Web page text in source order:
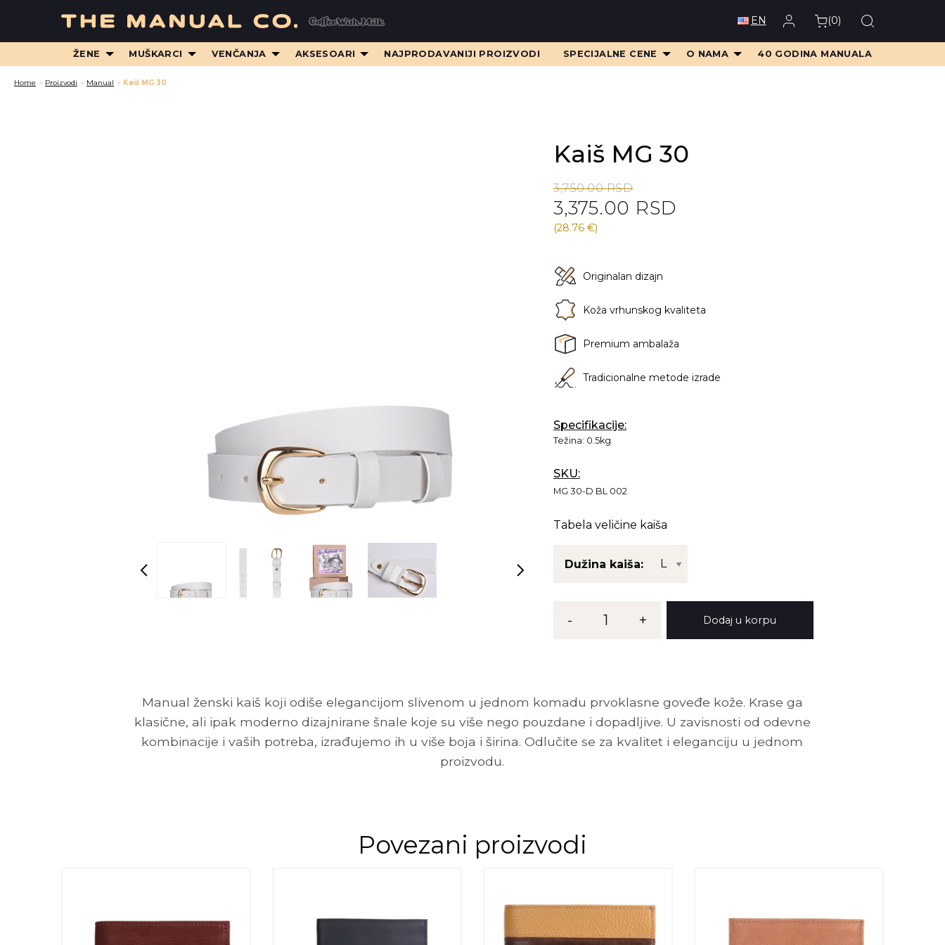
EN (0)
ŽENE MUŠKARCI VENČANJA AKSESOARI NAJPRODAVANIJI PROIZVODI SPECIJALNE CENE O NAMA 40 GODINA MANUALA
Home » Proizvodi » Manual » Kaiš MG 30
Kaiš MG 30
3,750.00RSD
Original
price
was:
3,375.00 RSD
Current
price
is:
(28.76 €)
Originalan dizajn
Koža vrhunskog kvaliteta
Premium ambalaža
Tradicionalne metode izrade
Specifikacije:
Težina: 0.5kg
SKU:
MG 30-D BL 002
Tabela veličine kaiša
Dužina kaiša:
- 1 + Dodaj u korpu
Manual ženski kaiš koji odiše elegancijom slivenom u jednom komadu prvoklasne goveđe kože. Krase ga
klasične, ali ipak moderno dizajnirane šnale koje su više nego pouzdane i dopadljive. U zavisnosti od odevne
kombinacije i vaših potreba, izrađujemo ih u više boja i širina. Odlučite se za kvalitet i eleganciju u jednom
proizvodu.
Povezani proizvodi